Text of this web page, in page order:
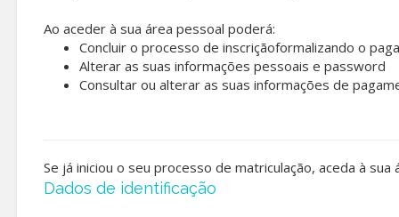
Ao aceder à sua área pessoal poderá:
Concluir o processo de inscriçãoformalizando o
Alterar as suas informações pessoais e password
Consultar ou alterar as suas informações de
Se já iniciou o seu processo de matriculação, aceda à
Dados de identificação